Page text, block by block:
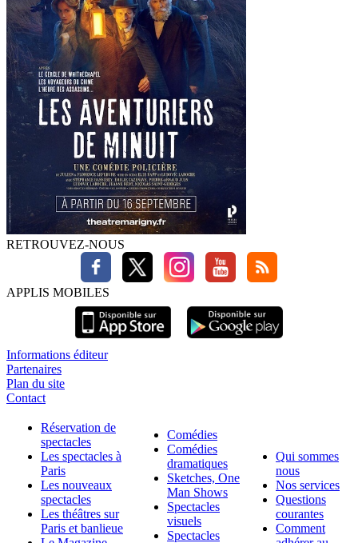
RETROUVEZ-NOUS
APPLIS MOBILES
Informations éditeur
Partenaires
Plan du site
Contact
Réservation de
spectacles
Les spectacles à
Paris
Les nouveaux
spectacles
Les théâtres sur
Paris et banlieue
Comédies
Comédies
dramatiques
Sketches, One
Man Shows
Spectacles
visuels
Spectacles
Qui sommes
nous
Nos services
Questions
courantes
Comment